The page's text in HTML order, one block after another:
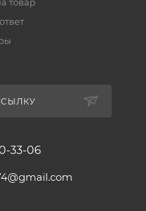
33-06